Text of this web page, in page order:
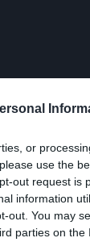
or
use the
out request is
information
out. You may
parties on the